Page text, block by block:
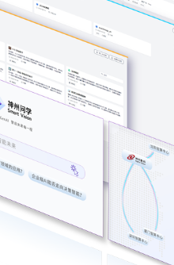
企业级应用场景模板，一管理，
度，提高
预约专家
下载j9集团